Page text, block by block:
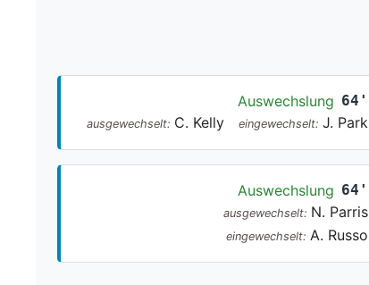
Auswechslung 64'
ausgewechselt: C. Kelly eingewechselt: J. Park
Auswechslung 64'
ausgewechselt: N. Parris
eingewechselt: A. Russo